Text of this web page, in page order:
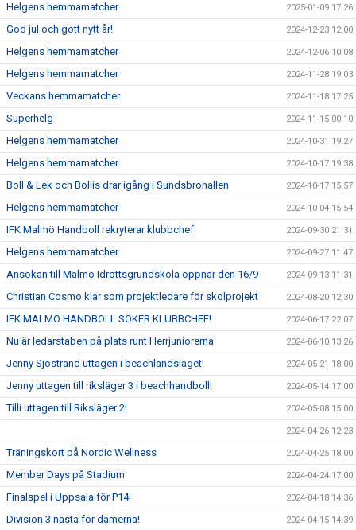
Helgens hemmamatcher 2025-01-09 17:26
God jul och gott nytt år! 2024-12-23 12:00
Helgens hemmamatcher 2024-12-06 10:08
Helgens hemmamatcher 2024-11-28 19:03
Veckans hemmamatcher 2024-11-18 17:25
Superhelg 2024-11-15 00:10
Helgens hemmamatcher 2024-10-31 19:27
Helgens hemmamatcher 2024-10-17 19:38
Boll & Lek och Bollis drar igång i Sundsbrohallen 2024-10-17 15:57
Helgens hemmamatcher 2024-10-04 15:54
IFK Malmö Handboll rekryterar klubbchef 2024-09-30 21:31
Helgens hemmamatcher 2024-09-27 11:47
Ansökan till Malmö Idrottsgrundskola öppnar den 16/9 2024-09-13 11:31
Christian Cosmo klar som projektledare för skolprojekt 2024-08-20 12:30
IFK MALMÖ HANDBOLL SÖKER KLUBBCHEF! 2024-06-17 22:07
Nu är ledarstaben på plats runt Herrjuniorerna 2024-06-10 13:26
Jenny Sjöstrand uttagen i beachlandslaget! 2024-05-21 18:00
Jenny uttagen till riksläger 3 i beachhandboll! 2024-05-14 17:00
Tilli uttagen till Riksläger 2! 2024-05-08 15:00
2024-04-26 12:23
Träningskort på Nordic Wellness 2024-04-25 18:00
Member Days på Stadium 2024-04-24 17:00
Finalspel i Uppsala för P14 2024-04-18 14:36
Division 3 nästa för damerna! 2024-04-15 14:39